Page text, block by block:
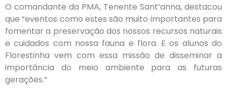
O comandante da PMA, Tenente Sant’anna, destacou
que “eventos como estes são muito importantes para
fomentar a preservação dos nossos recursos naturais
e cuidados com nossa fauna e flora. E os alunos do
Florestinha vem com essa missão de disseminar a
importância do meio ambiente para as futuras
gerações.”